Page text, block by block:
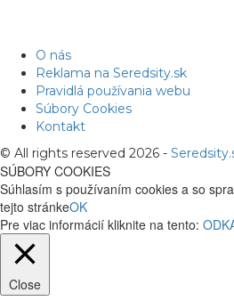
O nás
Reklama na Seredsity.sk
Pravidlá používania webu
Súbory Cookies
Kontakt
© All rights reserved 2026 -
SÚBORY COOKIES
Súhlasím s používaním cookies a so
tejto stránkeOK
Pre viac informácií kliknite na tento:
Close